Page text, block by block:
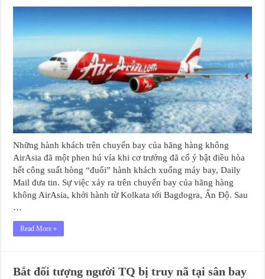
Những hành khách trên chuyến bay của hãng hàng không
AirAsia đã một phen hú vía khi cơ trưởng đã cố ý bật điều hòa
hết công suất hòng “đuổi” hành khách xuống máy bay, Daily
Mail đưa tin. Sự việc xảy ra trên chuyến bay của hãng hàng
không AirAsia, khởi hành từ Kolkata tới Bagdogra, Ấn Độ. Sau
…
Read More »
Bắt đối tượng người TQ bị truy nã tại sân bay